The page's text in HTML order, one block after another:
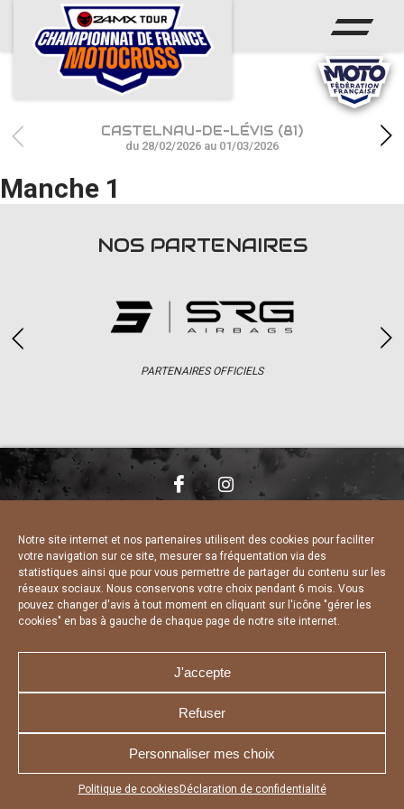
Notre site internet et nos partenaires utilisent des cookies pour faciliter
votre navigation sur ce site, mesurer sa fréquentation via des
statistiques ainsi que pour vous permettre de partager du contenu sur les
réseaux sociaux. Nous conservons votre choix pendant 6 mois. Vous
pouvez changer d'avis à tout moment en cliquant sur l'icône "gérer les
cookies" en bas à gauche de chaque page de notre site internet.
J'accepte
Refuser
Personnaliser mes choix
Politique de cookies Déclaration de confidentialité
Appuyez sur le bouton partager en bas de votre
ACCUEIL
ACTUS
CALENDRIER
RÉSULTATS
PHOTOS / WEB TV
CASTELNAU-DE-LÉVIS (81)
du 28/02/2026 au 01/03/2026
Manche 1
NOS PARTENAIRES
PARTENAIRES OFFICIELS
CHARTE DE CONFIDENTIALITÉ
DÉCLARATION DE CONFIDENTIALITÉ
POLITIQUE D’UTILISATION DES COOKIES
RÉALISÉ PAR L’AGENCE WEB A3 WEB